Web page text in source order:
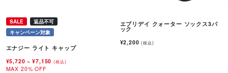
SALE
返品不可
キャンペーン対象
エナジー ライト キャップ
¥5,720~ ¥7,150(税込)
MAX 20% OFF
エブリデイ クォーター ソックス3パ
ック
¥2,200(税込)